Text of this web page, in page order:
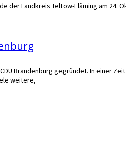
der Landkreis Teltow-Fläming am 24.
Brandenburg gegründet. In einer
weitere,